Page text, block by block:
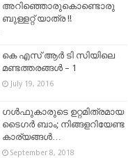
അറിഞ്ഞൊരുകൊണ്ടൊരു
ബുള്ളറ്റ് യാത്ര !!
കെ എസ് ആർ ടി സിയിലെ
മണ്ടത്തരങ്ങൾ – 1
July 19, 2016
ഗൾഫുകാരുടെ ഉറ്റമിത്രമായ
ടൈഗർ ബാം; നിങ്ങളറിയേണ്ട
കാര്യങ്ങൾ…
September 8, 2018